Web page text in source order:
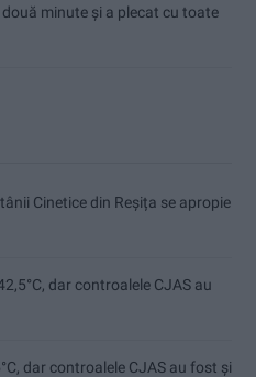
minute și a plecat cu toate
Cinetice din Reșița se apropie
dar controalele CJAS au
dar controalele CJAS au fost și